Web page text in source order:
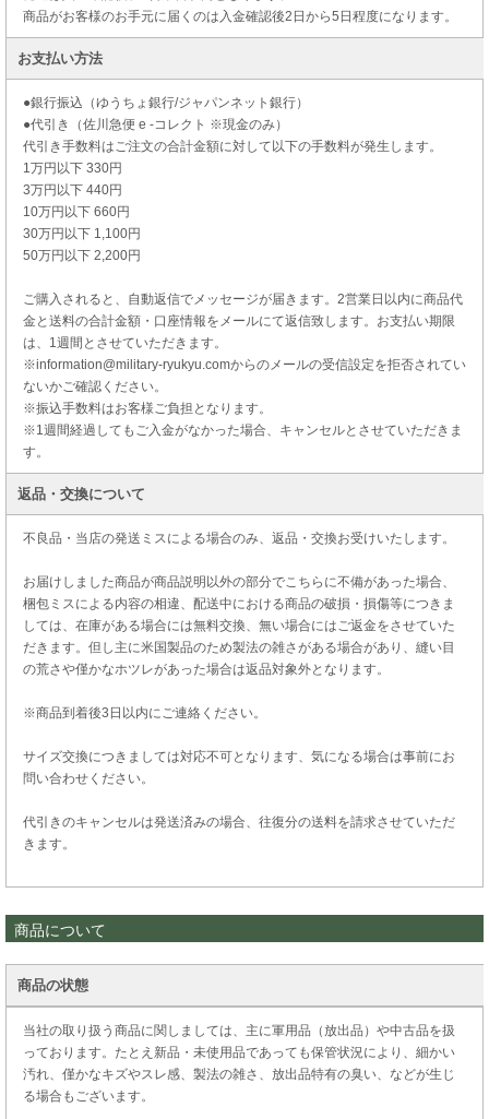
商品がお客様のお手元に届くのは入金確認後2日から5日程度になります。
お支払い方法
●銀行振込（ゆうちょ銀行/ジャパンネット銀行）
●代引き（佐川急便 e -コレクト ※現金のみ）
代引き手数料はご注文の合計金額に対して以下の手数料が発生します。
1万円以下 330円
3万円以下 440円
10万円以下 660円
30万円以下 1,100円
50万円以下 2,200円
ご購入されると、自動返信でメッセージが届きます。2営業日以内に商品代
金と送料の合計金額・口座情報をメールにて返信致します。お支払い期限
は、1週間とさせていただきます。
※information@military-ryukyu.comからのメールの受信設定を拒否されてい
ないかご確認ください。
※振込手数料はお客様ご負担となります。
※1週間経過してもご入金がなかった場合、キャンセルとさせていただきま
す。
返品・交換について
不良品・当店の発送ミスによる場合のみ、返品・交換お受けいたします。
お届けしました商品が商品説明以外の部分でこちらに不備があった場合、
梱包ミスによる内容の相違、配送中における商品の破損・損傷等につきま
しては、在庫がある場合には無料交換、無い場合にはご返金をさせていた
だきます。但し主に米国製品のため製法の雑さがある場合があり、縫い目
の荒さや僅かなホツレがあった場合は返品対象外となります。
※商品到着後3日以内にご連絡ください。
サイズ交換につきましては対応不可となります、気になる場合は事前にお
問い合わせください。
代引きのキャンセルは発送済みの場合、往復分の送料を請求させていただ
きます。
商品について
商品の状態
当社の取り扱う商品に関しましては、主に軍用品（放出品）や中古品を扱
っております。たとえ新品・未使用品であっても保管状況により、細かい
汚れ、僅かなキズやスレ感、製法の雑さ、放出品特有の臭い、などが生じ
る場合もございます。